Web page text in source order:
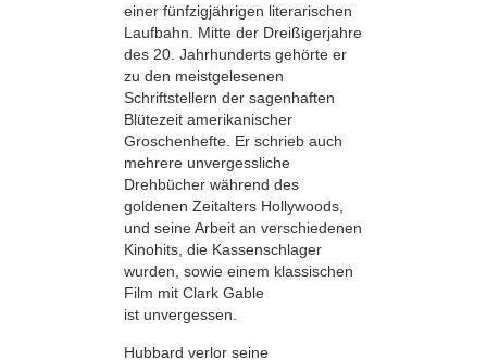
einer fünfzigjährigen literarischen
Laufbahn. Mitte der Dreißigerjahre
des 20. Jahrhunderts gehörte er
zu den meistgelesenen
Schriftstellern der sagenhaften
Blütezeit amerikanischer
Groschenhefte. Er schrieb auch
mehrere unvergessliche
Drehbücher während des
goldenen Zeitalters Hollywoods,
und seine Arbeit an verschiedenen
Kinohits, die Kassenschlager
wurden, sowie einem klassischen
Film mit Clark Gable
ist unvergessen.
Hubbard verlor seine